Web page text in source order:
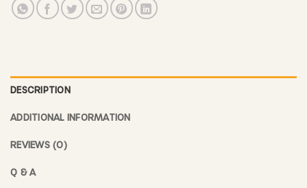
DESCRIPTION
ADDITIONAL INFORMATION
REVIEWS (0)
Q & A